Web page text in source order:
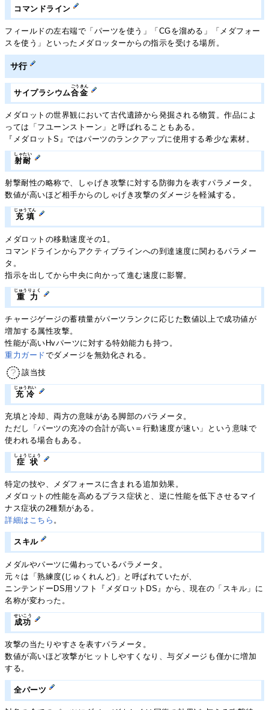
コマンドライン
フィールドの左右端で「パーツを使う」「CGを溜める」「メダフォー
スを使う」といったメダロッターからの指示を受ける場所。
サ行
サイプラシウム合金
ごうきん
メダロットの世界観において古代遺跡から発掘される物質。作品によ
っては「フユーンストーン」と呼ばれることもある。
『メダロットS』ではパーツのランクアップに使用する希少な素材。
射耐
しゃたい
射撃耐性の略称で、しゃげき攻撃に対する防御力を表すパラメータ。
数値が高いほど相手からのしゃげき攻撃のダメージを軽減する。
充填
じゅうてん
メダロットの移動速度その1。
コマンドラインからアクティブラインへの到達速度に関わるパラメー
タ。
指示を出してから中央に向かって進む速度に影響。
重力
じゅうりょく
チャージゲージの蓄積量がパーツランクに応じた数値以上で成功値が
増加する属性攻撃。
性能が高いHvパーツに対する特効能力も持つ。
重力ガードでダメージを無効化される。
該当技
充冷
じゅうれい
充填と冷却、両方の意味がある脚部のパラメータ。
ただし「パーツの充冷の合計が高い＝行動速度が速い」という意味で
使われる場合もある。
症状
しょうじょう
特定の技や、メダフォースに含まれる追加効果。
メダロットの性能を高めるプラス症状と、逆に性能を低下させるマイ
ナス症状の2種類がある。
詳細はこちら 。
スキル
メダルやパーツに備わっているパラメータ。
元々は「熟練度(じゅくれんど)」と呼ばれていたが、
ニンテンドーDS用ソフト『メダロットDS』から、現在の「スキル」に
名称が変わった。
成功
せいこう
攻撃の当たりやすさを表すパラメータ。
数値が高いほど攻撃がヒットしやすくなり、与ダメージも僅かに増加
する。
全パーツ